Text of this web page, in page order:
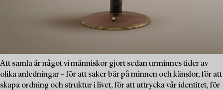
Att samla är något vi människor gjort sedan urminnes tider av
olika anledningar – för att saker bär på minnen och känslor, för att
skapa ordning och struktur i livet, för att uttrycka vår identitet, för